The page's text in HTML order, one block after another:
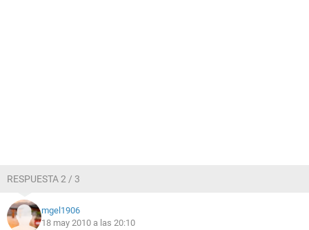
RESPUESTA 2 / 3
mgel1906
18 may 2010 a las 20:10